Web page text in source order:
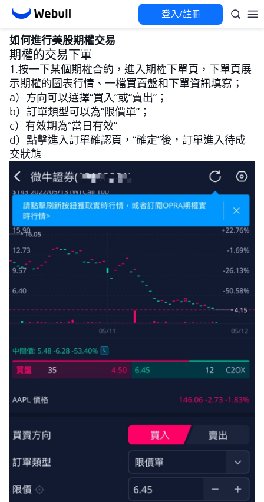
登入/註冊
如何進行美股期權交易
期權的交易下單
1.按一下某個期權合約，進入期權下單頁，下單頁展
示期權的圖表行情、一檔買賣盤和下單資訊填寫；
a）方向可以選擇“買入”或“賣出”；
b）訂單類型可以為“限價單”；
c）有效期為“當日有效”
d）點擊進入訂單確認頁，“確定”後，訂單進入待成
交狀態